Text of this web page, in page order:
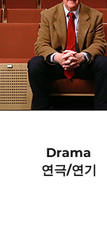
Drama
연극/연기